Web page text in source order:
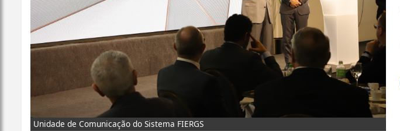
Unidade de Comunicação do Sistema FIERGS